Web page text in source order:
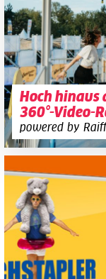
Hoch hinaus
360°-Video-
powered by